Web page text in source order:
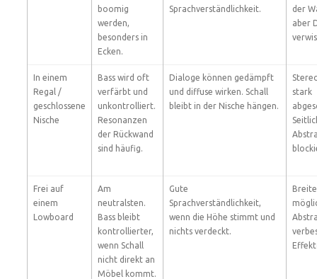
boomig
werden,
besonders in
Ecken.
Sprachverständlichkeit.
der
aber
In einem
Regal /
geschlossene
Nische
Bass wird oft
verfärbt und
unkontrolliert.
Resonanzen
der Rückwand
sind häufig.
Dialoge können gedämpft
und diffuse wirken. Schall
bleibt in der Nische hängen.
stark
Frei auf
einem
Lowboard
Am
neutralsten.
Bass bleibt
kontrollierter,
wenn Schall
nicht direkt an
Möbel kommt.
Gute
Sprachverständlichkeit,
wenn die Höhe stimmt und
nichts verdeckt.